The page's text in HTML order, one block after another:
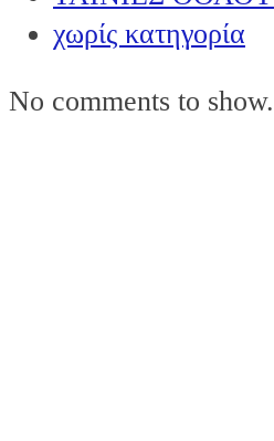
χωρίς κατηγορία
No comments to show.